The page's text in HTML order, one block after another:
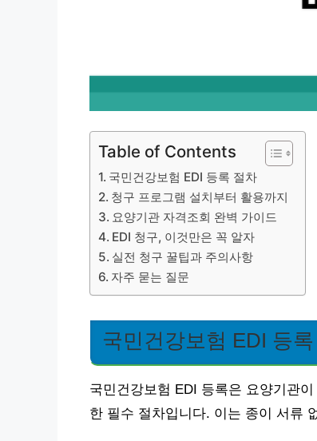
Table of Contents
국민건강보험 EDI 등록 절차
청구 프로그램 설치부터 활용까지
요양기관 자격조회 완벽 가이드
EDI 청구, 이것만은 꼭 알자
실전 청구 꿀팁과 주의사항
자주 묻는 질문
국민건강보험 EDI 등
국민건강보험 EDI 등록은 요양기관
한 필수 절차입니다. 이는 종이 서류